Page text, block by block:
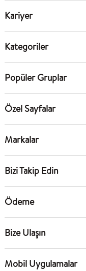
Kariyer
Kategoriler
Popüler Gruplar
Özel Sayfalar
Markalar
Bizi Takip Edin
Ödeme
Bize Ulaşın
Mobil Uygulamalar